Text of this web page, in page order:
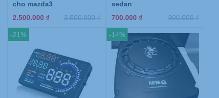
cho mazda3
3.500.000₫
2.500.000 ₫
sedan
900.000₫
700.000 ₫
-21% -14%